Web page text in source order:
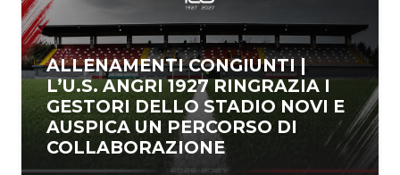
ALLENAMENTI CONGIUNTI |
L’U.S. ANGRI 1927 RINGRAZIA I
GESTORI DELLO STADIO NOVI E
AUSPICA UN PERCORSO DI
COLLABORAZIONE